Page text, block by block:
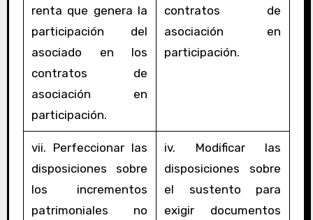
renta que genera la
participación del
asociado en los
contratos de
asociación en
participación.
contratos de
asociación en
participación.
vii. Perfeccionar las
disposiciones sobre
los incrementos
patrimoniales no
iv. Modificar las
disposiciones sobre
el sustento para
exigir documentos